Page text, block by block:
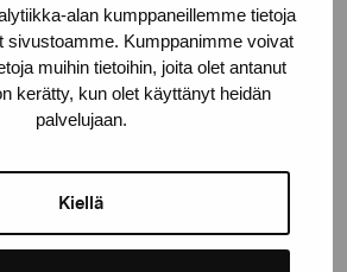
alan kumppaneillemme tietoja
sivustoamme. Kumppanimme voivat
muihin tietoihin, joita olet antanut
kerätty, kun olet käyttänyt heidän
palvelujaan.
Kiellä
11